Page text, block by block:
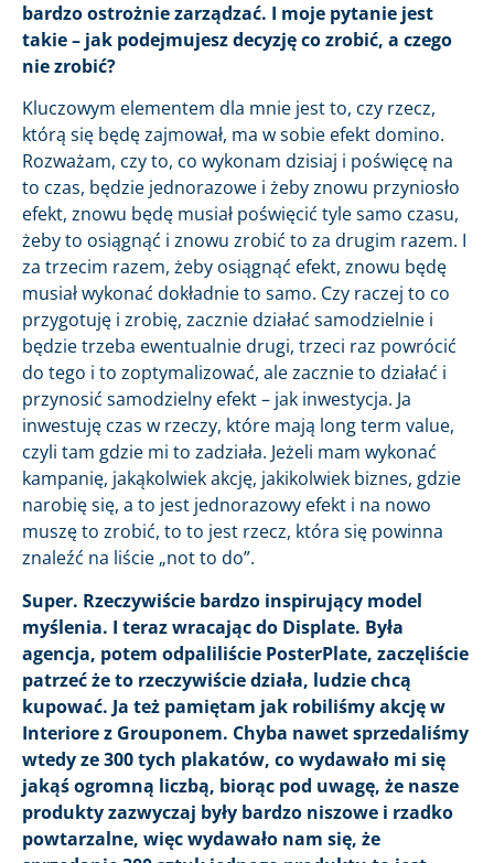
bardzo ostrożnie zarządzać. I moje pytanie jest
takie – jak podejmujesz decyzję co zrobić, a czego
nie zrobić?
Kluczowym elementem dla mnie jest to, czy rzecz,
którą się będę zajmował, ma w sobie efekt domino.
Rozważam, czy to, co wykonam dzisiaj i poświęcę na
to czas, będzie jednorazowe i żeby znowu przyniosło
efekt, znowu będę musiał poświęcić tyle samo czasu,
żeby to osiągnąć i znowu zrobić to za drugim razem. I
za trzecim razem, żeby osiągnąć efekt, znowu będę
musiał wykonać dokładnie to samo. Czy raczej to co
przygotuję i zrobię, zacznie działać samodzielnie i
będzie trzeba ewentualnie drugi, trzeci raz powrócić
do tego i to zoptymalizować, ale zacznie to działać i
przynosić samodzielny efekt – jak inwestycja. Ja
inwestuję czas w rzeczy, które mają long term value,
czyli tam gdzie mi to zadziała. Jeżeli mam wykonać
kampanię, jakąkolwiek akcję, jakikolwiek biznes, gdzie
narobię się, a to jest jednorazowy efekt i na nowo
muszę to zrobić, to to jest rzecz, która się powinna
znaleźć na liście „not to do”.
Super. Rzeczywiście bardzo inspirujący model
myślenia. I teraz wracając do Displate. Była
agencja, potem odpaliliście PosterPlate, zaczęliście
patrzeć że to rzeczywiście działa, ludzie chcą
kupować. Ja też pamiętam jak robiliśmy akcję w
Interiore z Grouponem. Chyba nawet sprzedaliśmy
wtedy ze 300 tych plakatów, co wydawało mi się
jakąś ogromną liczbą, biorąc pod uwagę, że nasze
produkty zazwyczaj były bardzo niszowe i rzadko
powtarzalne, więc wydawało nam się, że